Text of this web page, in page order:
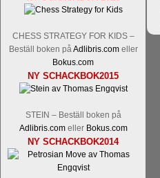
CHESS STRATEGY FOR KIDS –
Beställ boken på Adlibris.comeller
Bokus.com
NY SCHACKBOK2015
STEIN – Beställ boken på
Adlibris.comeller Bokus.com
NY SCHACKBOK2014